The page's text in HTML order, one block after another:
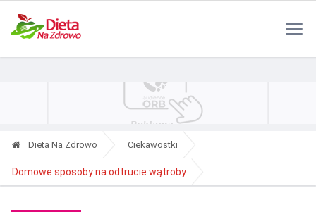
Dieta Na Zdrowo Ciekawostki
Domowe sposoby na odtrucie wątroby